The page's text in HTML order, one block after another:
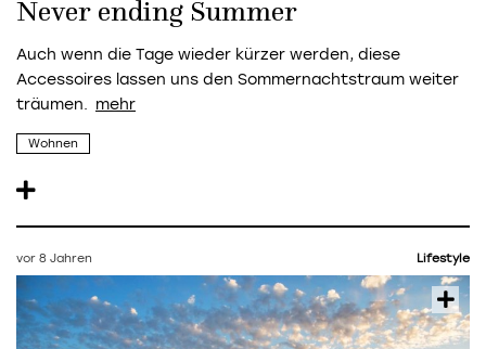
Never ending Summer
Auch wenn die Tage wieder kürzer werden, diese
Accessoires lassen uns den Sommernachtstraum weiter
träumen.
Wohnen
vor 8 Jahren Lifestyle